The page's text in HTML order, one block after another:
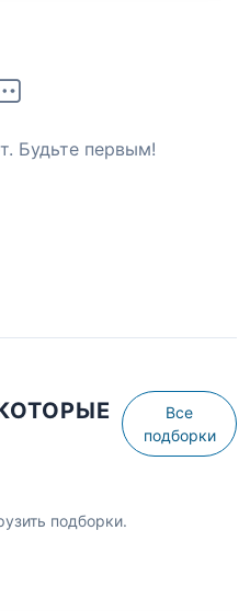
Будьте первым!
Все
подборки
подборки.